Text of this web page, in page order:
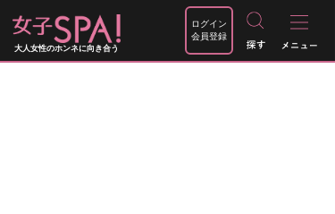
大人女性のホンネに向き合う
ログイン
会員登録